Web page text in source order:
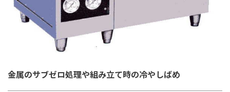
金属のサブゼロ処理や組み立て時の冷やしばめ